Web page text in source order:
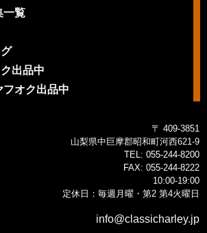
一覧
出品中
オク出品中
〒 409-3851
山梨県中巨摩郡昭和町河西621-9
TEL: 055-244-8200
FAX: 055-244-8222
10:00-19:00
定休日：毎週月曜・第2 第4火曜日
info@classicharley.jp